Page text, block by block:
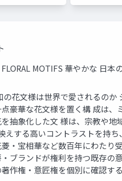
FLORAL MOTIFS 華やかな 日
の花文様は世界で愛されるの
豪華な花文様を置く構 成は
抽象化した文 様は、宗教や
えする高いコントラストを持
・宝相華など数百年にわたり
ブランドが権利を持つ既存の
作権・意匠権を個別に確認す